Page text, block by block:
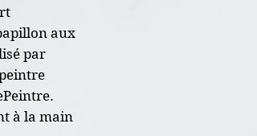
aux
par
à la main